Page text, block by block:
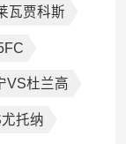
瓦贾科斯
VS杜兰高
托纳